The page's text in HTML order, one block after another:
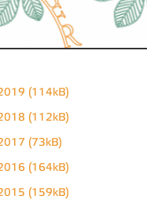
(114kB)
(112kB)
(73kB)
(164kB)
(159kB)